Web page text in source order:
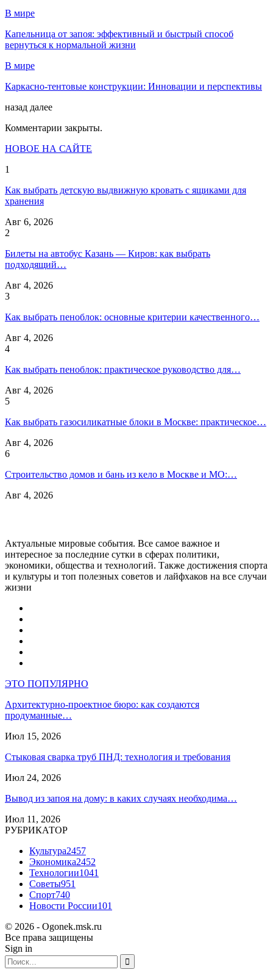
В мире
Капельница от запоя: эффективный и быстрый способ
вернуться к нормальной жизни
В мире
Каркасно-тентовые конструкции: Инновации и перспективы
назад далее
Комментарии закрыты.
НОВОЕ НА САЙТЕ
1
Как выбрать детскую выдвижную кровать с ящиками для
хранения
Авг 6, 2026
2
Билеты на автобус Казань — Киров: как выбрать
подходящий…
Авг 4, 2026
3
Как выбрать пеноблок: основные критерии качественного…
Авг 4, 2026
4
Как выбрать пеноблок: практическое руководство для…
Авг 4, 2026
5
Как выбрать газосиликатные блоки в Москве: практическое…
Авг 4, 2026
6
Строительство домов и бань из кело в Москве и МО:…
Авг 4, 2026
Актуальные мировые события. Все самое важное и
интересное за последние сутки в сферах политики,
экономики, общества и технологий. Также достижения спорта
и культуры и топ полезных советов и лайфхаков на все случаи
жизни
ЭТО ПОПУЛЯРНО
Архитектурно-проектное бюро: как создаются
продуманные…
Июл 15, 2026
Стыковая сварка труб ПНД: технология и требования
Июл 24, 2026
Вывод из запоя на дому: в каких случаях необходима…
Июл 11, 2026
РУБРИКАТОР
Культура2457
Экономика2452
Технологии1041
Советы951
Спорт740
Новости России101
© 2026 - Ogonek.msk.ru
Все права защищены
Sign in